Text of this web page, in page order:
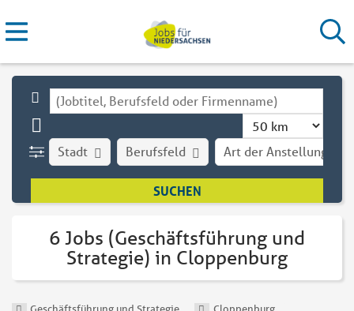
Stadt Art der Anstellung
Berufsfeld
6 Jobs (Geschäftsführung und
Strategie) in Cloppenburg